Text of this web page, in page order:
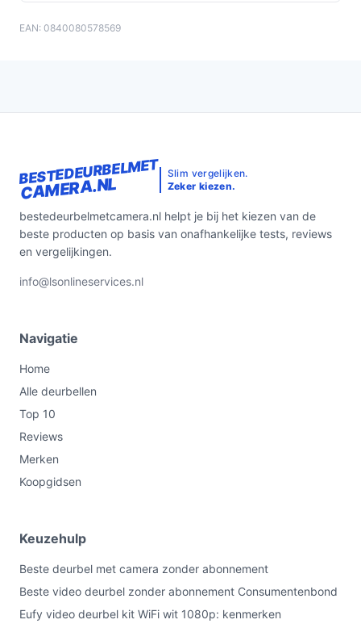
EAN: 0840080578569
BESTEDEURBELMET
CAMERA.NL
Slim vergelijken.
Zeker kiezen.
bestedeurbelmetcamera.nl helpt je bij het kiezen van de
beste producten op basis van onafhankelijke tests, reviews
en vergelijkingen.
info@lsonlineservices.nl
Navigatie
Home
Alle deurbellen
Top 10
Reviews
Merken
Koopgidsen
Keuzehulp
Beste deurbel met camera zonder abonnement
Beste video deurbel zonder abonnement Consumentenbond
Eufy video deurbel kit WiFi wit 1080p: kenmerken